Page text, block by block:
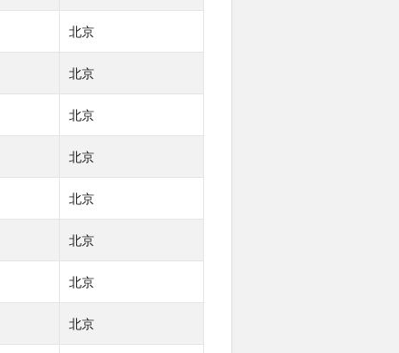
北京
北京
北京
北京
北京
北京
北京
北京